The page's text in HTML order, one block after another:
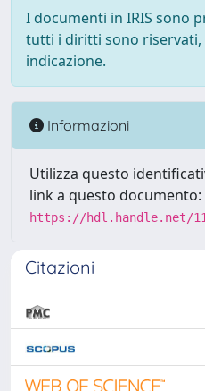
I documenti in IRIS sono
tutti i diritti sono riservati,
indicazione.
Informazioni
Utilizza questo
link a questo documento:
https://hdl.handle.net/
Citazioni